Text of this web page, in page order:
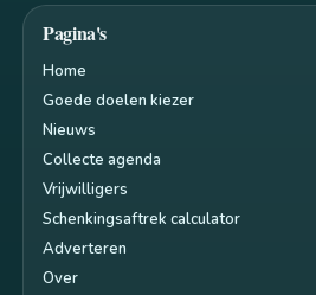
Pagina's
Home
Goede doelen kiezer
Nieuws
Collecte agenda
Vrijwilligers
Schenkingsaftrek calculator
Adverteren
Over